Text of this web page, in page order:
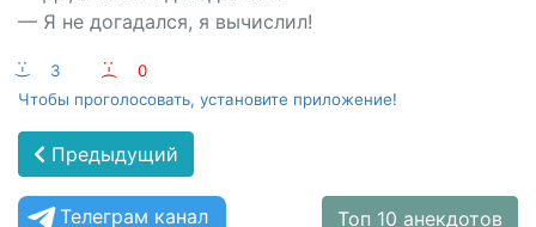
— Я не догадался, я вычислил!
:-) 3 :-(
0
Чтобы проголосовать, установите приложение!
Предыдущий
Телеграм канал Топ 10 анекдотов